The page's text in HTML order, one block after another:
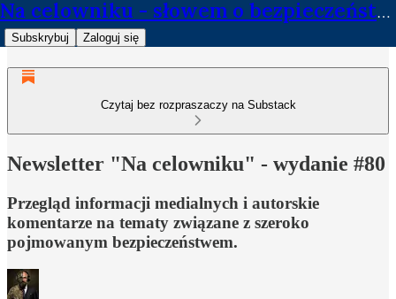
Na celowniku - słowem o bezpieczeństwie
Subskrybuj Zaloguj się
Czytaj bez rozpraszaczy na Substack
Newsletter "Na celowniku" - wydanie #80
Przegląd informacji medialnych i autorskie
komentarze na tematy związane z szeroko
pojmowanym bezpieczeństwem.